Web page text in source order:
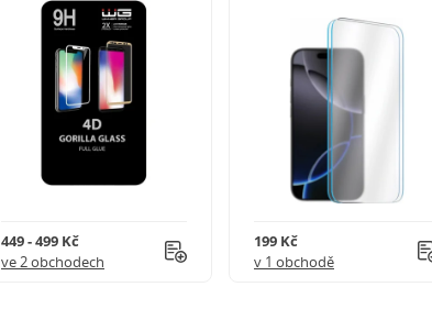
449 - 499 Kč
ve 2 obchodech
199 Kč
v 1 obchodě